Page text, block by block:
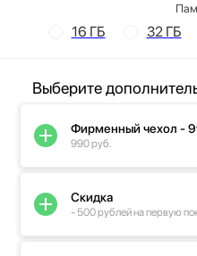
16 ГБ 32 ГБ
Выберите
Фирменный чехол -
990 руб.
Скидка
- 500 рублей на первую